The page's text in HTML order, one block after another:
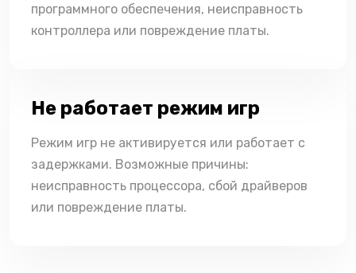
программного обеспечения, неисправность
контроллера или повреждение платы.
Не работает режим игр
Режим игр не активируется или работает с
задержками. Возможные причины:
неисправность процессора, сбой драйверов
или повреждение платы.